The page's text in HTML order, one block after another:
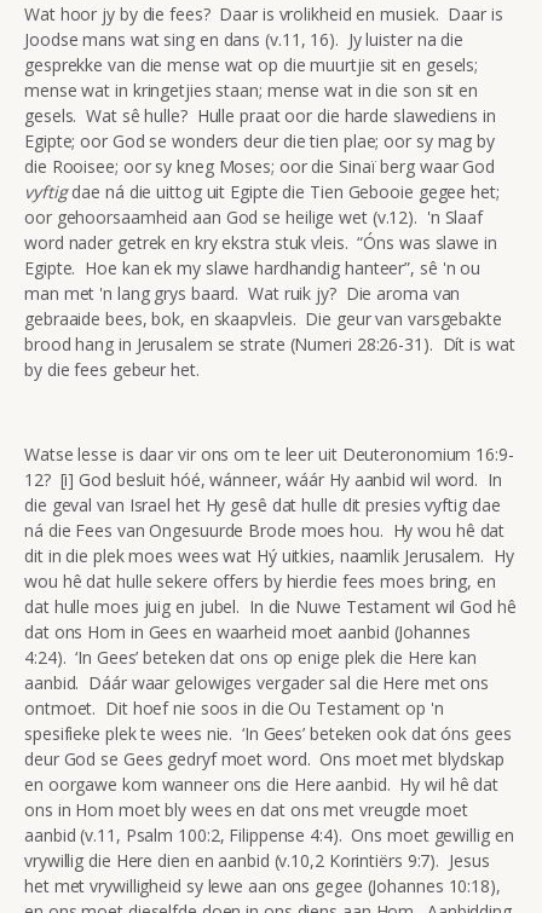
Wat hoor jy by die fees? Daar is vrolikheid en musiek. Daar is
Joodse mans wat sing en dans (v.11, 16). Jy luister na die
gesprekke van die mense wat op die muurtjie sit en gesels;
mense wat in kringetjies staan; mense wat in die son sit en
gesels. Wat sê hulle? Hulle praat oor die harde slawediens in
Egipte; oor God se wonders deur die tien plae; oor sy mag by
die Rooisee; oor sy kneg Moses; oor die Sinaï berg waar God
vyftigdae ná die uittog uit Egipte die Tien Gebooie gegee het;
oor gehoorsaamheid aan God se heilige wet (v.12). 'n Slaaf
word nader getrek en kry ekstra stuk vleis. “Óns was slawe in
Egipte. Hoe kan ek my slawe hardhandig hanteer”, sê 'n ou
man met 'n lang grys baard. Wat ruik jy? Die aroma van
gebraaide bees, bok, en skaapvleis. Die geur van varsgebakte
brood hang in Jerusalem se strate (Numeri 28:26-31). Dít is wat
by die fees gebeur het.
Watse lesse is daar vir ons om te leer uit Deuteronomium 16:9-
12? [i] God besluit hóé, wánneer, wáár Hy aanbid wil word. In
die geval van Israel het Hy gesê dat hulle dit presies vyftig dae
ná die Fees van Ongesuurde Brode moes hou. Hy wou hê dat
dit in die plek moes wees wat Hý uitkies, naamlik Jerusalem. Hy
wou hê dat hulle sekere offers by hierdie fees moes bring, en
dat hulle moes juig en jubel. In die Nuwe Testament wil God hê
dat ons Hom in Gees en waarheid moet aanbid (Johannes
4:24). ‘In Gees’ beteken dat ons op enige plek die Here kan
aanbid. Dáár waar gelowiges vergader sal die Here met ons
ontmoet. Dit hoef nie soos in die Ou Testament op 'n
spesifieke plek te wees nie. ‘In Gees’ beteken ook dat óns gees
deur God se Gees gedryf moet word. Ons moet met blydskap
en oorgawe kom wanneer ons die Here aanbid. Hy wil hê dat
ons in Hom moet bly wees en dat ons met vreugde moet
aanbid (v.11, Psalm 100:2, Filippense 4:4). Ons moet gewillig en
vrywillig die Here dien en aanbid (v.10,2 Korintiërs 9:7). Jesus
het met vrywilligheid sy lewe aan ons gegee (Johannes 10:18),